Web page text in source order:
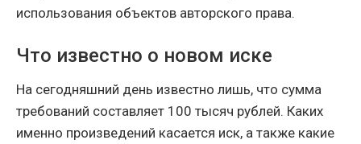
использования объектов авторского права.
Что известно о новом иске
На сегодняшний день известно лишь, что сумма
требований составляет 100 тысяч рублей. Каких
именно произведений касается иск, а также какие